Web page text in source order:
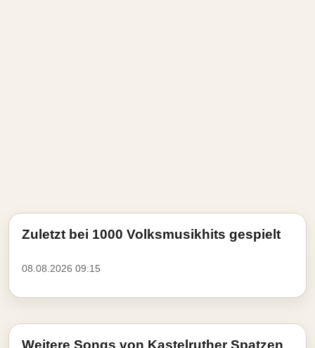
Zuletzt bei 1000 Volksmusikhits gespielt
08.08.2026 09:15
Weitere Songs von Kastelruther Spatzen